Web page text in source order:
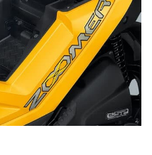
Space